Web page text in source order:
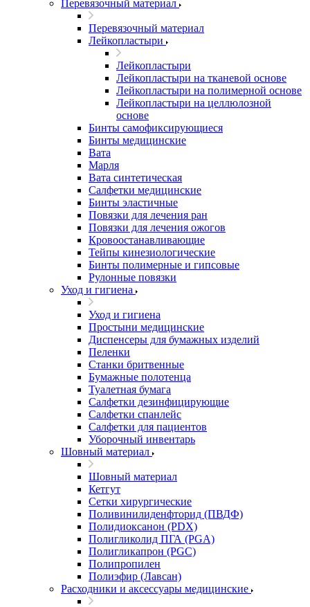
Перевязочный материал
Перевязочный материал
Лейкопластыри
Лейкопластыри
Лейкопластыри на тканевой основе
Лейкопластыри на полимерной основе
Лейкопластыри на целлюлозной
основе
Бинты самофиксирующиеся
Бинты медицинские
Вата
Марля
Вата синтетическая
Салфетки медицинские
Бинты эластичные
Повязки для лечения ран
Повязки для лечения ожогов
Кровоостанавливающие
Тейпы кинезиологические
Бинты полимерные и гипсовые
Рулонные повязки
Уход и гигиена
Уход и гигиена
Простыни медицинские
Диспенсеры для бумажных изделий
Пеленки
Станки бритвенные
Бумажные полотенца
Туалетная бумага
Салфетки дезинфицирующие
Салфетки спанлейс
Салфетки для пациентов
Уборочный инвентарь
Шовный материал
Шовный материал
Кетгут
Сетки хирургические
Поливинилиденфторид (ПВДФ)
Полидиоксанон (PDX)
Полигликолид ПГА (PGA)
Полигликапрон (PGC)
Полипропилен
Полиэфир (Лавсан)
Расходники и аксессуары медицинские